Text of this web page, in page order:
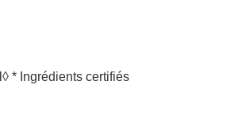
* Ingrédients certifiés